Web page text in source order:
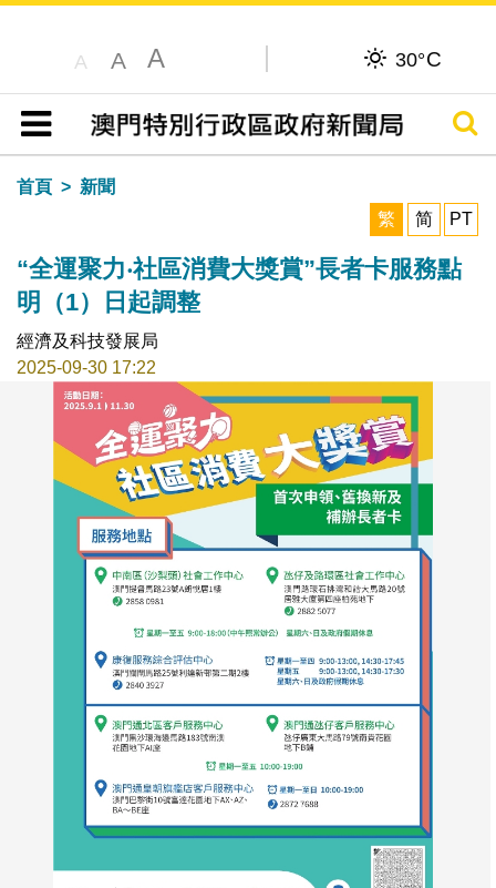
A A A 30°C
目錄
搜尋
首頁
新聞
繁
简 PT
“全運聚力‧社區消費大獎賞”長者卡服務點
明（1）日起調整
經濟及科技發展局
2025-09-30 17:22